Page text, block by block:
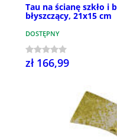
Tau na ścianę szkło
błyszczący, 21x15 cm
DOSTĘPNY
zł 166,99